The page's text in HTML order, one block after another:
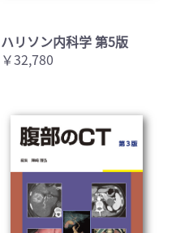
ハリソン内科学 第5版
￥32,780